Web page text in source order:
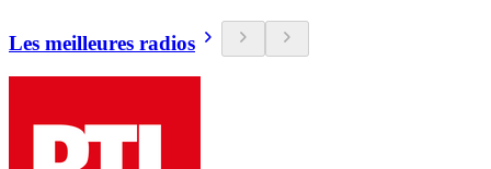
Les meilleures radios